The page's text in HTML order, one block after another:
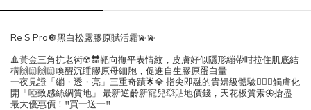
Re S Pro🔘黑白松露膠原賦活霜💫💫
🔺黃金三角抗老術☢🔛靶向撫平表情紋，皮膚好似隱形繃帶咁拉住肌底結
構🙌🏻🙌🏻喚醒沉睡膠原母細胞，促進自生膠原蛋白量
一夜見證「繃・透・亮」三重奇蹟🌟💎 指尖即融的貴婦級體驗🧖🏻‍♀觸膚化
開「啞致感絲綢質地」 最新逆齡新寵兒💥貼地價錢，天花板質素🦋搶盡
最大優惠價！‼買一送一‼